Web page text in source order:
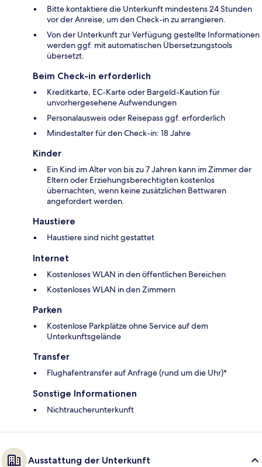
Bitte kontaktiere die Unterkunft mindestens 24 Stunden
vor der Anreise, um den Check-in zu arrangieren.
Von der Unterkunft zur Verfügung gestellte Informationen
werden ggf. mit automatischen Übersetzungstools
übersetzt.
Beim Check-in erforderlich
Kreditkarte, EC-Karte oder Bargeld-Kaution für
unvorhergesehene Aufwendungen
Personalausweis oder Reisepass ggf. erforderlich
Mindestalter für den Check-in: 18 Jahre
Kinder
Ein Kind im Alter von bis zu 7 Jahren kann im Zimmer der
Eltern oder Erziehungsberechtigten kostenlos
übernachten, wenn keine zusätzlichen Bettwaren
angefordert werden.
Haustiere
Haustiere sind nicht gestattet
Internet
Kostenloses WLAN in den öffentlichen Bereichen
Kostenloses WLAN in den Zimmern
Parken
Kostenlose Parkplätze ohne Service auf dem
Unterkunftsgelände
Transfer
Flughafentransfer auf Anfrage (rund um die Uhr)*
Sonstige Informationen
Nichtraucherunterkunft
Ausstattung der Unterkunft